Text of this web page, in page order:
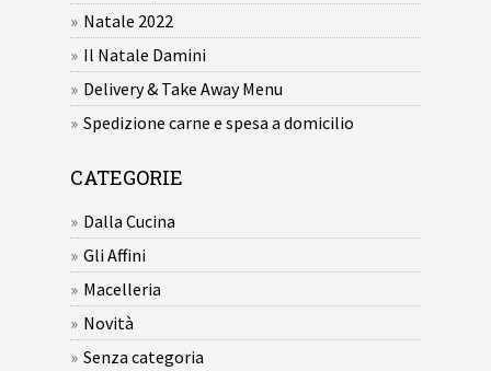
Natale 2022
Il Natale Damini
Delivery & Take Away Menu
Spedizione carne e spesa a domicilio
CATEGORIE
Dalla Cucina
Gli Affini
Macelleria
Novità
Senza categoria